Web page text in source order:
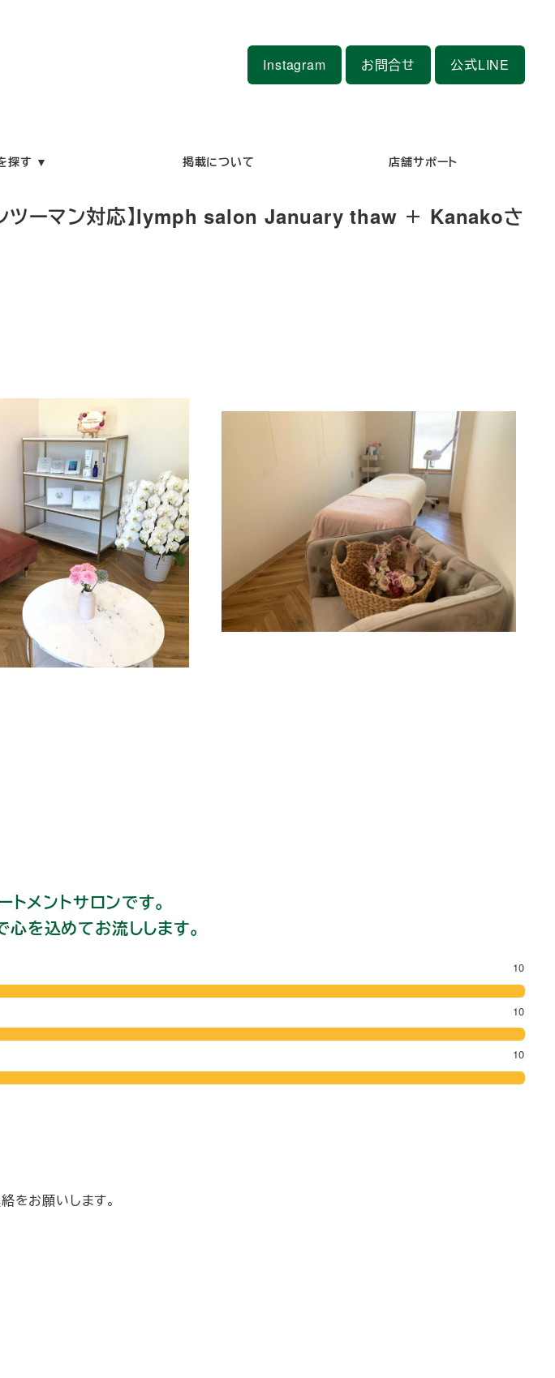
Instagram お問合せ 公式LINE
探す ▼ 掲載について 店舗サポート
ンツーマン対応】lymph salon January thaw ＋ Kanakoさ
トメントサロンです。
を込めてお流しします。
10
10
10
をお願いします。